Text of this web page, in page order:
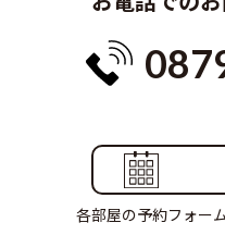
各部屋の予約フォー